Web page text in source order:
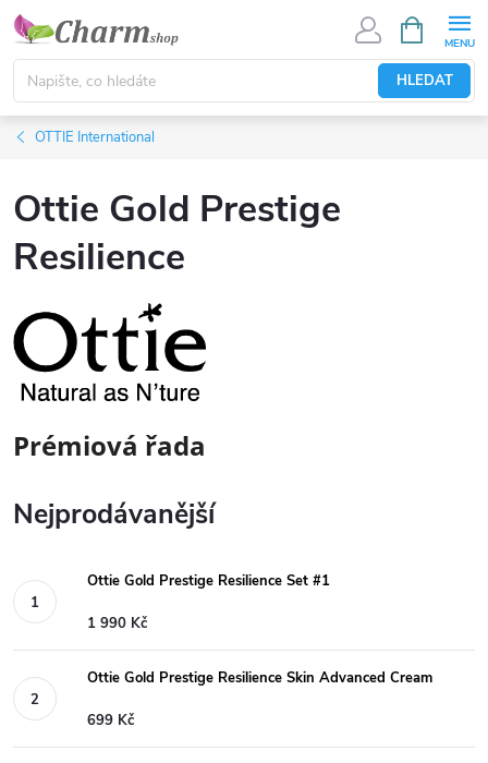
Přejít
obsah
HLEDAT
NÁKUPNÍ
KOŠÍK
OTTIE International
Ottie Gold Prestige
Resilience
Prémiová řada
Nejprodávanější
Ottie Gold Prestige Resilience Set #1
1 990 Kč
Ottie Gold Prestige Resilience Skin Advanced Cream
699 Kč